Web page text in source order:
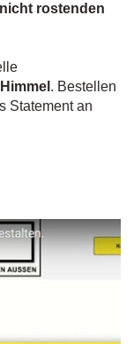
nicht rostenden
. Bestellen
Statement an